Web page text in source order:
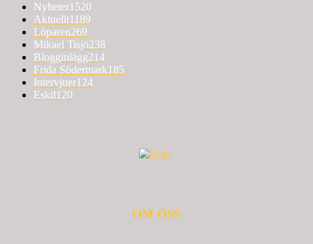
Nyheter1520
Aktuellt1189
Löparen269
Mikael Tisjö238
Blogginlägg214
Frida Södermark185
Intervjuer124
Eskil120
OM OSS